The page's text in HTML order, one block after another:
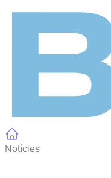
Notícies